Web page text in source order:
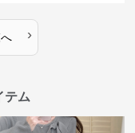
›
テム